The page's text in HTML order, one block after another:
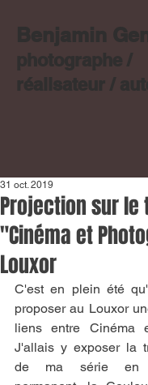
Benjamin
photographe /
réalisateur /
Projection sur le
"Cinéma et
Louxor
31 oct. 2019
C'est en plein été
proposer au Louxor
liens entre Cinéma
J'allais y exposer la
de ma série en